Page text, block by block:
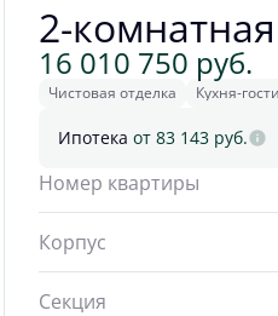
2-
16 010 750 руб.
Чистовая отделка Кухня-
Ипотека от 83 143 руб.
Номер квартиры
Корпус
Секция